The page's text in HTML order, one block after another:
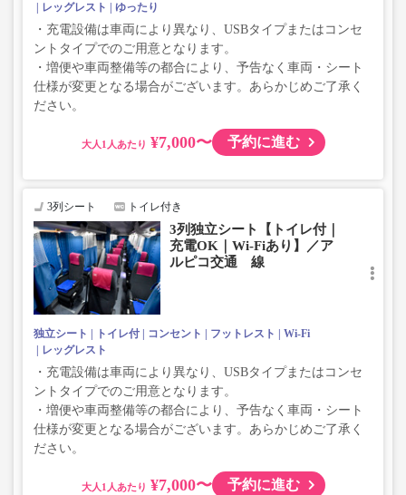
レッグレスト
ゆったり
・充電設備は車両により異なり、USBタイプまたはコンセ
ントタイプでのご用意となります。
・増便や車両整備等の都合により、予告なく車両・シート
仕様が変更となる場合がございます。あらかじめご了承く
ださい。
大人 ¥7,000〜 予約に進む
3列シート トイレ付き
3列独立シート【トイレ付｜
充電OK｜Wi-Fiあり】／ア
ルピコ交通 線
独立シート トイレ付 コンセント フットレスト
Wi-Fi
レッグレスト
・充電設備は車両により異なり、USBタイプまたはコンセ
ントタイプでのご用意となります。
・増便や車両整備等の都合により、予告なく車両・シート
仕様が変更となる場合がございます。あらかじめご了承く
ださい。
大人 ¥7,000〜 予約に進む